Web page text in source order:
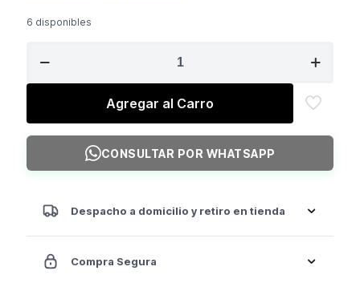
$250.000.
6 disponibles
STRENGT
X3
cantidad
Agregar al Carro
CONSULTAR POR WHATSAPP
Despacho a domicilio y retiro en tienda
Compra Segura